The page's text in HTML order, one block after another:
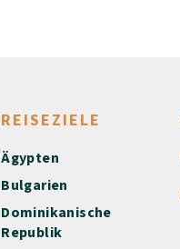
REISEZIELE
Ägypten
Bulgarien
Dominikanische
Republik